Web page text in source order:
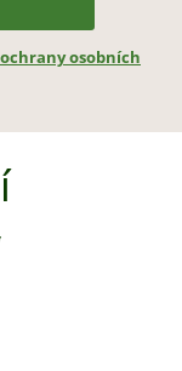
osobních